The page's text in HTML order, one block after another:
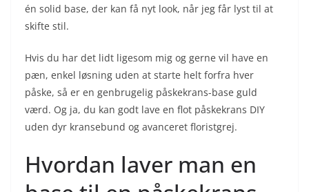
én solid base, der kan få nyt look, når jeg får lyst til at
skifte stil.
Hvis du har det lidt ligesom mig og gerne vil have en
pæn, enkel løsning uden at starte helt forfra hver
påske, så er en genbrugelig påskekrans-base guld
værd. Og ja, du kan godt lave en flot påskekrans DIY
uden dyr kransebund og avanceret floristgrej.
Hvordan laver man en